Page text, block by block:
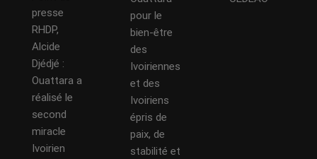
presse
RHDP,
Alcide
Djédjé :
Ouattara a
réalisé le
second
miracle
Ivoirien
pour le
bien-être
des
Ivoiriennes
et des
Ivoiriens
épris de
paix, de
stabilité et